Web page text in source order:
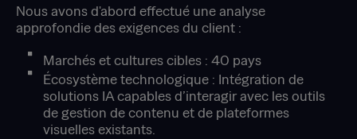
Nous avons d'abord effectué une analyse
approfondie des exigences du client :
Marchés et cultures cibles : 40 pays
Écosystème technologique : Intégration de
solutions IA capables d’interagir avec les outils
de gestion de contenu et de plateformes
visuelles existants.​